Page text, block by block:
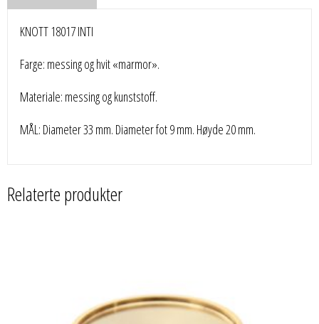
KNOTT 18017 INTI
Farge: messing og hvit «marmor».
Materiale: messing og kunststoff.
MÅL: Diameter 33 mm. Diameter fot 9 mm. Høyde 20 mm.
Relaterte produkter